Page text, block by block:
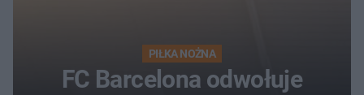
PIŁKA NOŻNA
FC Barcelona odwołuje